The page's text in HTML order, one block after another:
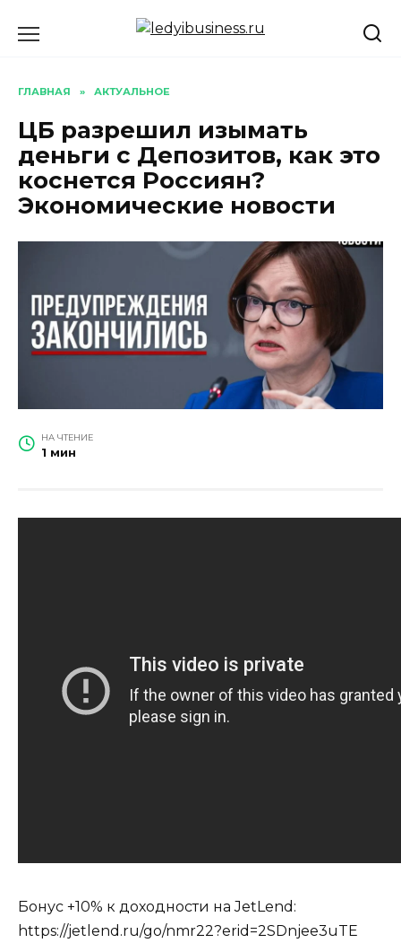
ГЛАВНАЯ » АКТУАЛЬНОЕ
ЦБ разрешил изымать
деньги с Депозитов, как это
коснется Россиян?
Экономические новости
НА ЧТЕНИЕ
1 мин
Бонус +10% к доходности на JetLend:
https://jetlend.ru/go/nmr22?erid=2SDnjee3uTE